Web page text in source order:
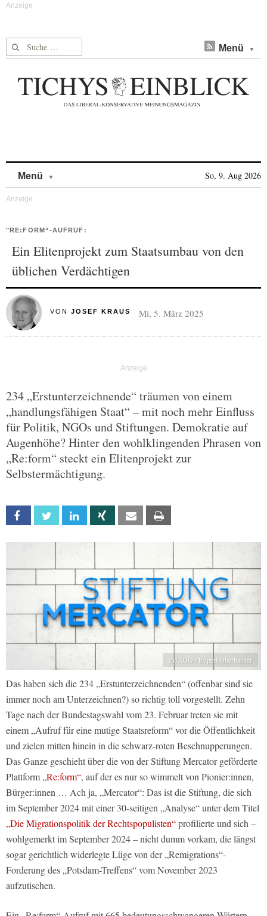
Suche nach: Menü
Menü So, 9. Aug 2026
"RE:FORM“-AUFRUF:
Ein Elitenprojekt zum Staatsumbau von den
üblichen Verdächtigen
VON JOSEF KRAUS Mi, 5. März 2025
234 „Erstunterzeichnende“ träumen von einem
„handlungsfähigen Staat“ – mit noch mehr Einfluss
für Politik, NGOs und Stiftungen. Demokratie auf
Augenhöhe? Hinter den wohlklingenden Phrasen von
„Re:form“ steckt ein Elitenprojekt zur
Selbstermächtigung.
Facebook Twitter Linkedin Xing Email
IMAGO / Rupert Oberhäuser
Das haben sich die 234 „Erstunterzeichnenden“ (offenbar sind sie
immer noch am Unterzeichnen?) so richtig toll vorgestellt. Zehn
Tage nach der Bundestagswahl vom 23. Februar treten sie mit
einem „Aufruf für eine mutige Staatsreform“ vor die Öffentlichkeit
und zielen mitten hinein in die schwarz-roten Beschnupperungen.
Das Ganze geschieht über die von der Stiftung Mercator geförderte
Plattform „Re:form“, auf der es nur so wimmelt von Pionier:innen,
Bürger:innen … Ach ja, „Mercator“: Das ist die Stiftung, die sich
im September 2024 mit einer 30-seitigen „Analyse“ unter dem Titel
„Die Migrationspolitik der Rechtspopulisten“profilierte und sich –
wohlgemerkt im September 2024 – nicht dumm vorkam, die längst
sogar gerichtlich widerlegte Lüge von der „Remigrations“-
Forderung des „Potsdam-Treffens“ vom November 2023
aufzutischen.